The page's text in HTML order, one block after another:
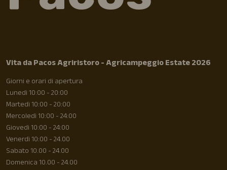
Vita da Pacos Agriristoro - Agricampeggio Estate 2026
Giorni e orari di apertura
Lunedì 10:00 - 20:00
Martedì 10:00 - 20:00
Mercoledì 10:00 - 24:00
Giovedì 10:00 - 24:00
Venerdì 10:00 - 24.00
Sabato 10.00 - 24.00
Domenica 10.00 - 24.00